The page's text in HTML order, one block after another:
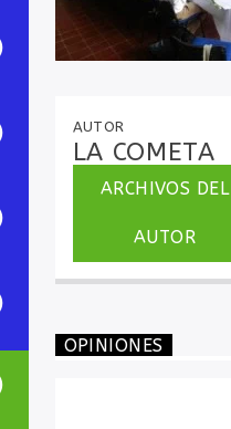
AUTOR
LA COMETA
ARCHIVOS DEL
AUTOR
OPINIONES